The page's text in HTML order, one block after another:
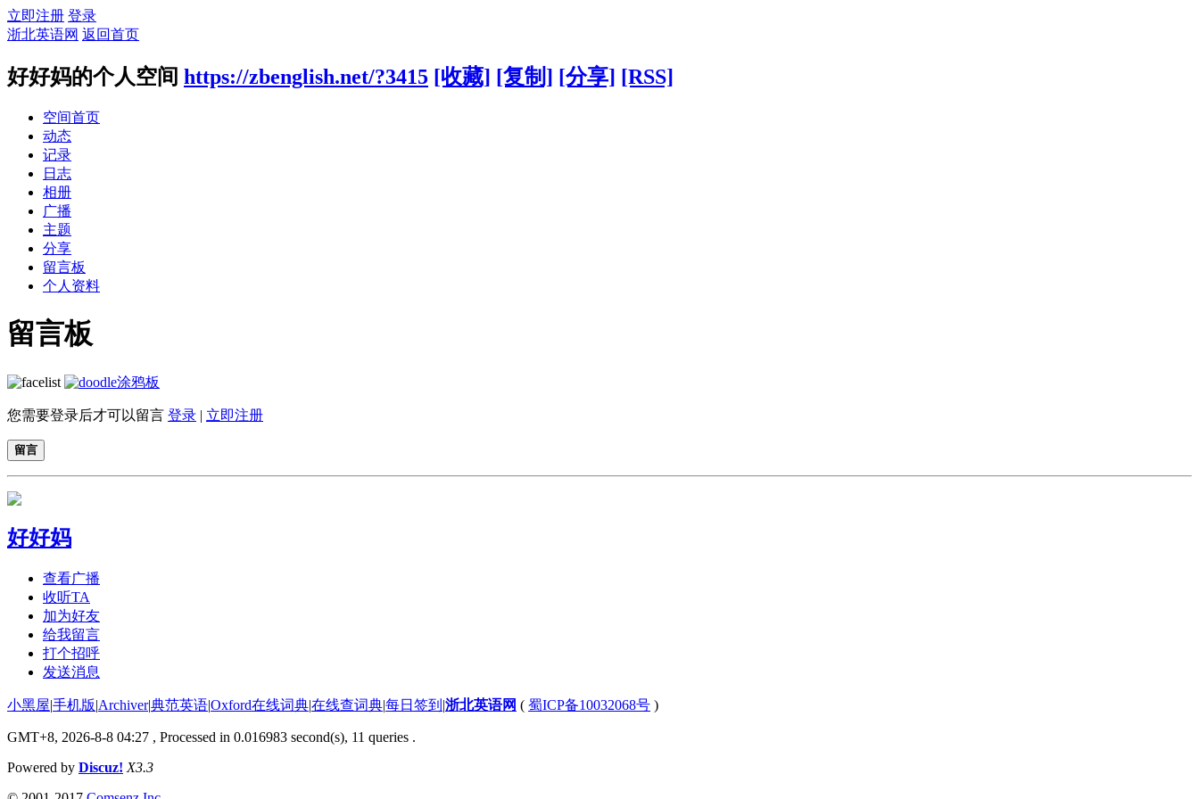
立即注册 登录
浙北英语网 返回首页
好好妈的个人空间 https://zbenglish.net/?3415 [收藏] [复制] [分享] [RSS]
空间首页
动态
记录
日志
相册
广播
主题
分享
留言板
个人资料
留言板
涂鸦板
您需要登录后才可以留言 登录 | 立即注册
留言
好好妈
查看广播
收听TA
加为好友
给我留言
打个招呼
发送消息
小黑屋|手机版|Archiver|典范英语|Oxford在线词典|在线查词典|每日签到 |浙北英语网 ( 蜀ICP备10032068号 )
GMT+8, 2026-8-8 04:27 , Processed in 0.016983 second(s), 11 queries .
Powered by Discuz! X3.3